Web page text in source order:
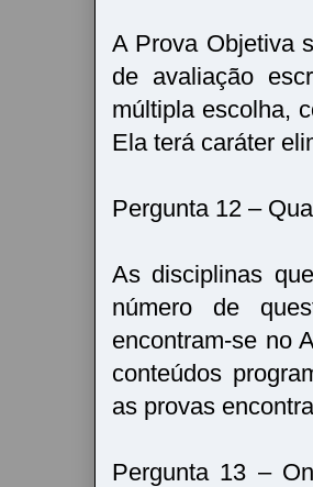
A Prova Objetiva
de avaliação
múltipla escolha,
Ela terá caráter
Pergunta 12 –
As disciplinas
número de
encontram-se no
conteúdos
as provas
Pergunta 13 –